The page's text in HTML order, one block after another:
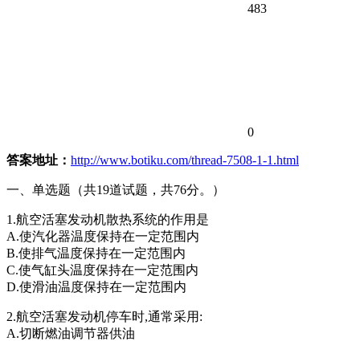
483
0
答案地址： http://www.botiku.com/thread-7508-1-1.html
一、单选题（共19道试题，共76分。）
1.航空活塞发动机散热系统的作用是
A.使汽化器温度保持在一定范围内
B.使排气温度保持在一定范围内
C.使气缸头温度保持在一定范围内
D.使滑油温度保持在一定范围内
2.航空活塞发动机停车时,通常采用:
A.切断燃油调节器供油